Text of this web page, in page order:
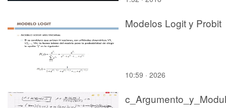
Modelos Logit y Probit
10:59 · 2026